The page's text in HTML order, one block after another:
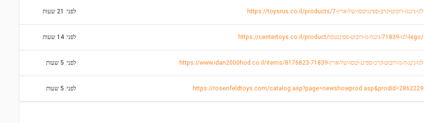
https://toysrus.co.il/products/לגו-נינגגו-רובוט-קרב-ספינגיטסו-של-ארין-7 לפני: 21 שעות
https://centertoys.co.il/product/לגו-71839-נינגה-גו-רובוט-ספינגטסו-lego/ לפני: 14 שעות
https://www.idan2000hod.co.il/items/8176823-לגו-נינג-ה-גו-רובוט-קרב-ספינג-יטסו-של-ארין-71839 לפני: 5 שעות
https://rosenfeldtoys.com/catalog.asp?page=newshowprod.asp&prodid=2862229 לפני: 5 שעות